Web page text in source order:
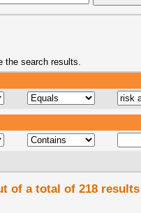
the search results.
of a total of 218